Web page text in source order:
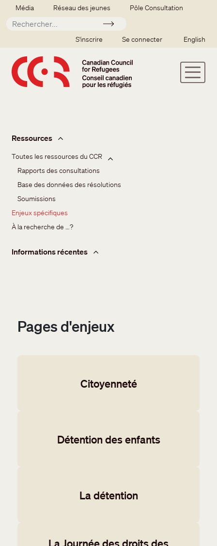
Aller au contenu principal
Secondary menu
Média Réseau des jeunes Pôle Consultation
Soumettre
SSO user menu
S'inscrire Se connecter English
Pages d'enjeux
Citoyenneté
Détention des enfants
La détention
La Journée des droits des
Ressources
Toutes les ressources du CCR
Rapports des consultations
Base des données des résolutions
Soumissions
Enjeux spécifiques
À la recherche de …?
Informations récentes